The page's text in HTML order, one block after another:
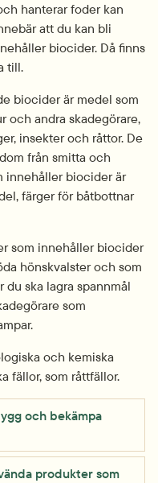
hanterar foder kan
att du kan bli
biocider. Då finns
till.
biocider är medel som
och andra skadegörare,
insekter och råttor. De
från smitta och
innehåller biocider är
färger för båtbottnar
som innehåller biocider
hönskvalster och som
ska lagra spannmål
som
och kemiska
fällor, som råttfällor.
och bekämpa
produkter som